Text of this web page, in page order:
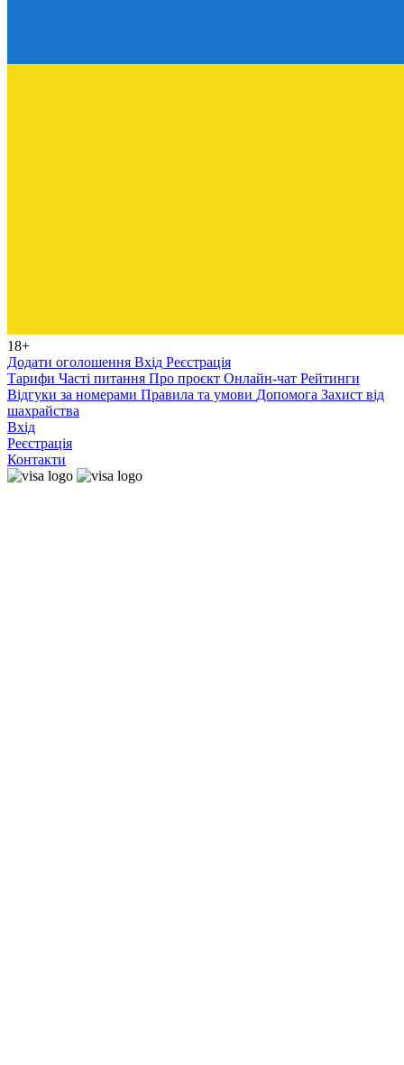
18+
Додати оголошення Вхід Реєстрація
Тарифи Часті питання Про проєкт Онлайн-чат Рейтинги
Відгуки за номерами Правила та умови Допомога Захист від
шахрайства
Вхід
Реєстрація
Контакти